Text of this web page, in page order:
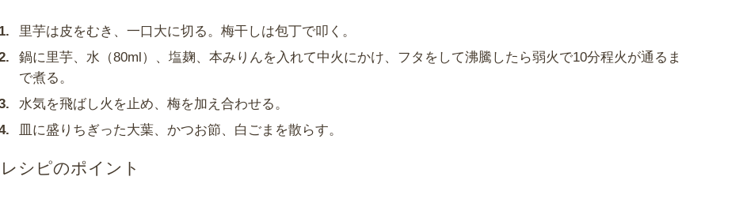
里芋は皮をむき、一口大に切る。梅干しは包丁で叩く。
鍋に里芋、水（80ml）、塩麹、本みりんを入れて中火にかけ、フタをして沸騰したら弱火で10分程火が通るま
で煮る。
水気を飛ばし火を止め、梅を加え合わせる。
皿に盛りちぎった大葉、かつお節、白ごまを散らす。
レシピのポイント